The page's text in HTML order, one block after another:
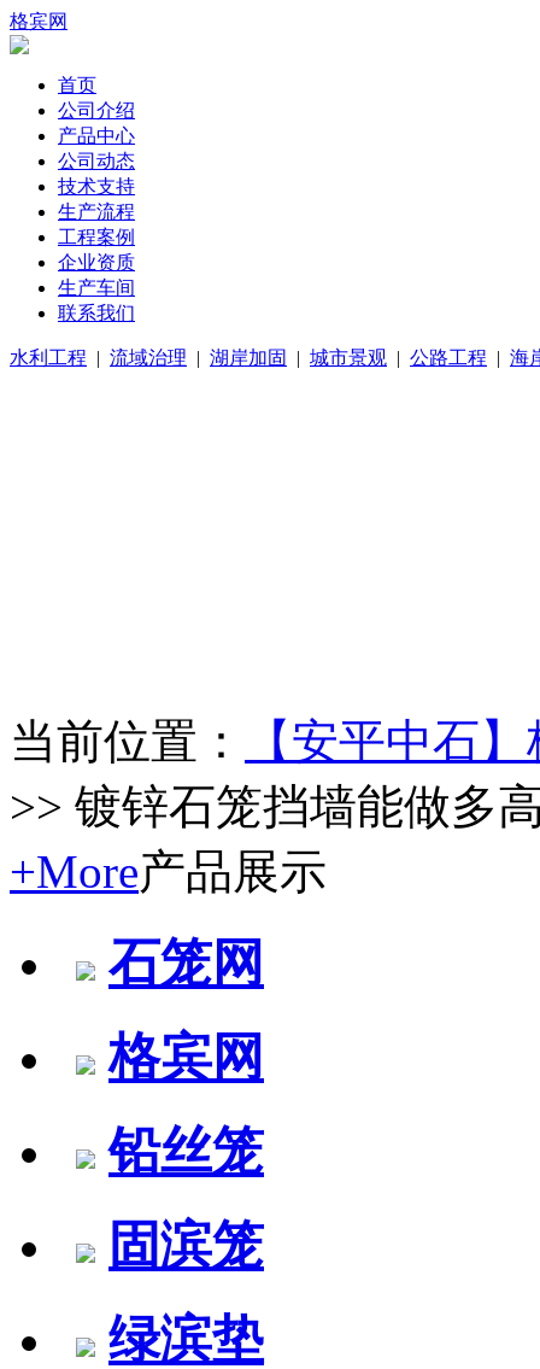
格宾网
首页
公司介绍
产品中心
公司动态
技术支持
生产流程
工程案例
企业资质
生产车间
联系我们
水利工程 | 流域治理 | 湖岸加固 | 城市景观 | 公路工程 | 海
当前位置：
【安平中石
>> 镀锌石笼挡墙能做多
+More产品展示
石笼网
格宾网
铅丝笼
固滨笼
绿滨垫